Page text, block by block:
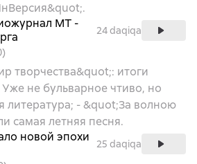
МТ -
24 daqiqa
)
творчества&quot;: итоги
не бульварное чтиво, но
литература; - &quot;За волною
самая летняя песня.
новой эпохи
25 daqiqa